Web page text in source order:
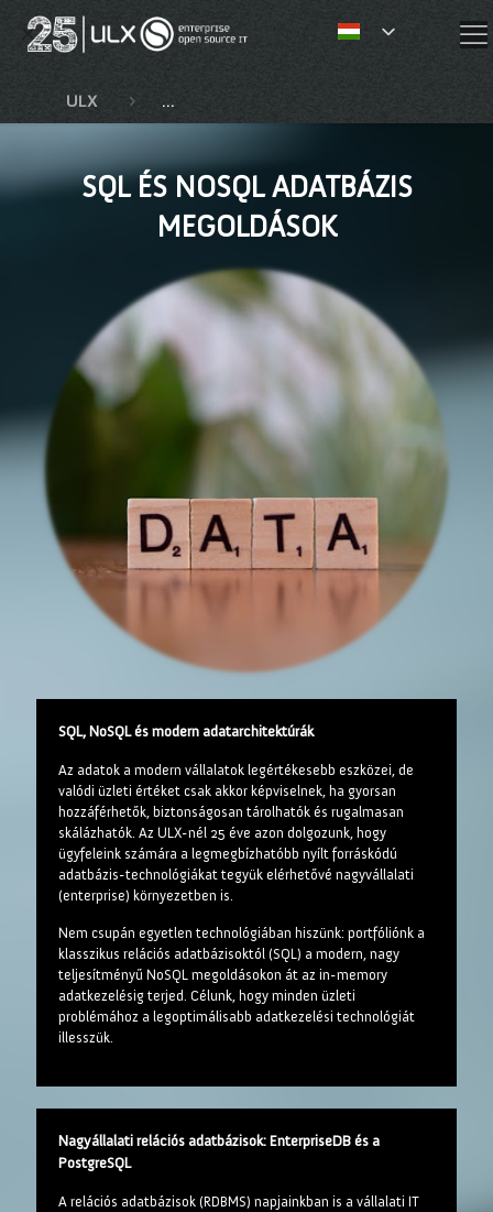
✕
ULX Kompetenciák és szolgáltatások
SQL ÉS NOSQL ADATBÁZIS
MEGOLDÁSOK
SQL, NoSQL és modern adatarchitektúrák
Az adatok a modern vállalatok legértékesebb eszközei, de
valódi üzleti értéket csak akkor képviselnek, ha gyorsan
hozzáférhetők, biztonságosan tárolhatók és rugalmasan
skálázhatók. Az ULX-nél 25 éve azon dolgozunk, hogy
ügyfeleink számára a legmegbízhatóbb nyílt forráskódú
adatbázis-technológiákat tegyük elérhetővé nagyvállalati
(enterprise) környezetben is.
Nem csupán egyetlen technológiában hiszünk: portfóliónk a
klasszikus relációs adatbázisoktól (SQL) a modern, nagy
teljesítményű NoSQL megoldásokon át az in-memory
adatkezelésig terjed. Célunk, hogy minden üzleti
problémához a legoptimálisabb adatkezelési technológiát
illesszük.
Nagyállalati relációs adatbázisok: EnterpriseDB és a
PostgreSQL
A relációs adatbázisok (RDBMS) napjainkban is a vállalati IT